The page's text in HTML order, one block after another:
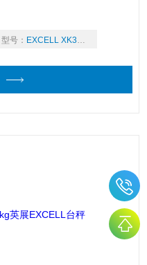
型号： EXCELL XK3150W